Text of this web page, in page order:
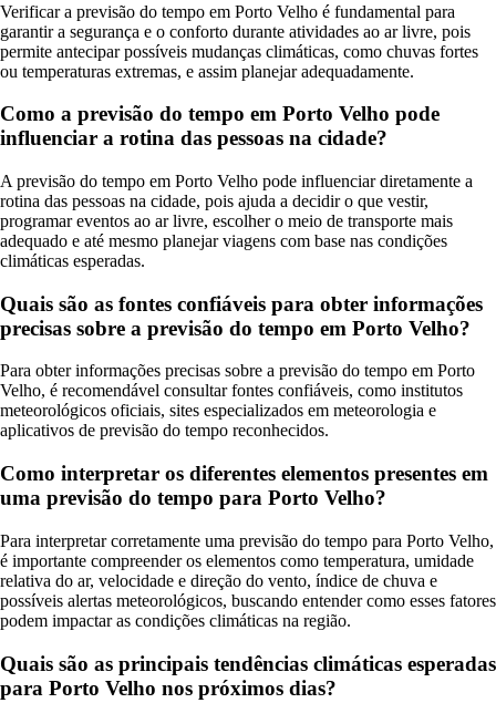
Verificar a previsão do tempo em Porto Velho é fundamental para
garantir a segurança e o conforto durante atividades ao ar livre, pois
permite antecipar possíveis mudanças climáticas, como chuvas fortes
ou temperaturas extremas, e assim planejar adequadamente.
Como a previsão do tempo em Porto Velho pode
influenciar a rotina das pessoas na cidade?
A previsão do tempo em Porto Velho pode influenciar diretamente a
rotina das pessoas na cidade, pois ajuda a decidir o que vestir,
programar eventos ao ar livre, escolher o meio de transporte mais
adequado e até mesmo planejar viagens com base nas condições
climáticas esperadas.
Quais são as fontes confiáveis para obter informações
precisas sobre a previsão do tempo em Porto Velho?
Para obter informações precisas sobre a previsão do tempo em Porto
Velho, é recomendável consultar fontes confiáveis, como institutos
meteorológicos oficiais, sites especializados em meteorologia e
aplicativos de previsão do tempo reconhecidos.
Como interpretar os diferentes elementos presentes em
uma previsão do tempo para Porto Velho?
Para interpretar corretamente uma previsão do tempo para Porto Velho,
é importante compreender os elementos como temperatura, umidade
relativa do ar, velocidade e direção do vento, índice de chuva e
possíveis alertas meteorológicos, buscando entender como esses fatores
podem impactar as condições climáticas na região.
Quais são as principais tendências climáticas esperadas
para Porto Velho nos próximos dias?